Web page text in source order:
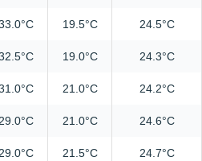
19.5°C 24.5°C
19.0°C 24.3°C
21.0°C 24.2°C
21.0°C 24.6°C
21.5°C 24.7°C